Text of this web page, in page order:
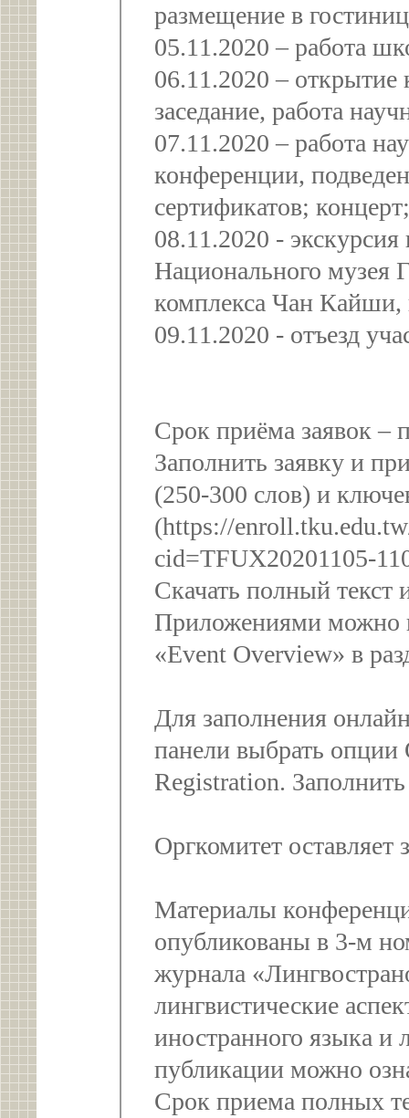
размещение в
05.11.2020 – работа
06.11.2020 – открытие
заседание, работа
07.11.2020 – работа
конференции,
сертификатов;
08.11.2020 - экскурсия по Тайбею с посещением
Национального музея
комплекса Чан Кайши,
09.11.2020 -
Срок приёма заявок –
Заполнить заявку и
(250-300 слов) и
(https://
cid=TFUX20201105-
Скачать полный
Приложениями можно
«Event Overview» в
Для заполнения
панели выбрать
Registration.
Оргкомитет оставляет
Материалы
опубликованы в 3-м
журнала
лингвистические
иностранного языка и
публикации можно
Срок приема полных